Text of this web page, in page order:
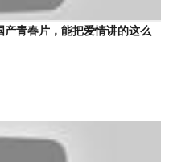
产青春片，能把爱情讲的这么